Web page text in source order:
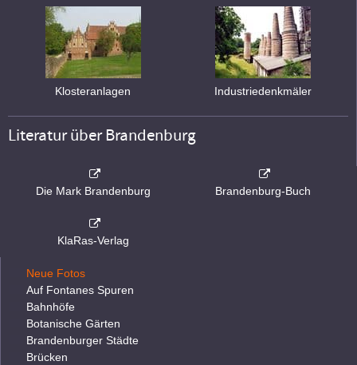
Klosteranlagen Industriedenkmäler
Literatur über Brandenburg
Die Mark Brandenburg Brandenburg-Buch
KlaRas-Verlag
Neue Fotos
Auf Fontanes Spuren
Bahnhöfe
Botanische Gärten
Brandenburger Städte
Brücken